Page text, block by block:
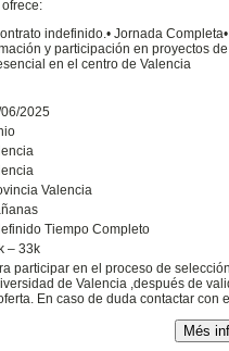
indefinido.• Jornada Completa•
y participación en proyectos
en el centro de Valencia
2025
Valencia
Tiempo Completo
– 33k
participar en el proceso de
de Valencia ,después de
En caso de duda contactar con